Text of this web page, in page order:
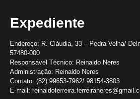
Expediente
Endereço: R. Cláudia, 33 – Pedra Velha/
57480-000
Responsável Técnico: Reinaldo Neres
Administração: Reinaldo Neres
Contato: (82) 99653-7962/ 98154-3803
E-mail: